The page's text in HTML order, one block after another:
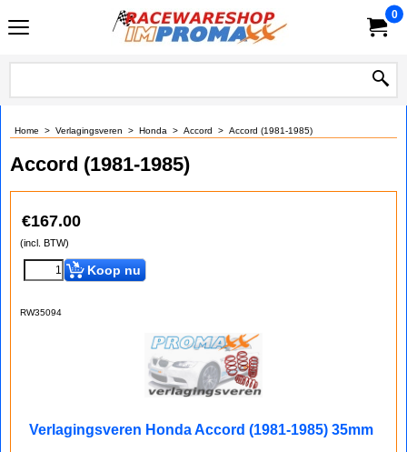
0
Home > Verlagingsveren > Honda > Accord > Accord (1981-1985)
Accord (1981-1985)
€167.00
(incl. BTW)
Koop nu
RW35094
Verlagingsveren Honda Accord (1981-1985) 35mm